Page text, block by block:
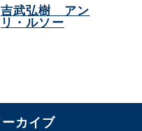
吉武弘樹 アン
リ・ルソー
カイブ